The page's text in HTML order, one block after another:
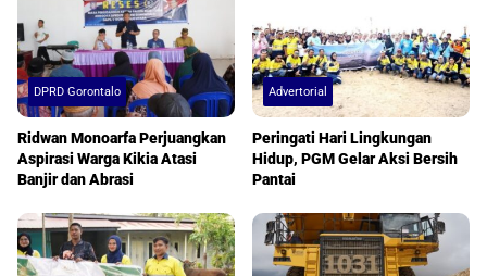
DPRD Gorontalo
Ridwan Monoarfa Perjuangkan
Aspirasi Warga Kikia Atasi
Banjir dan Abrasi
Advertorial
Peringati Hari Lingkungan
Hidup, PGM Gelar Aksi Bersih
Pantai